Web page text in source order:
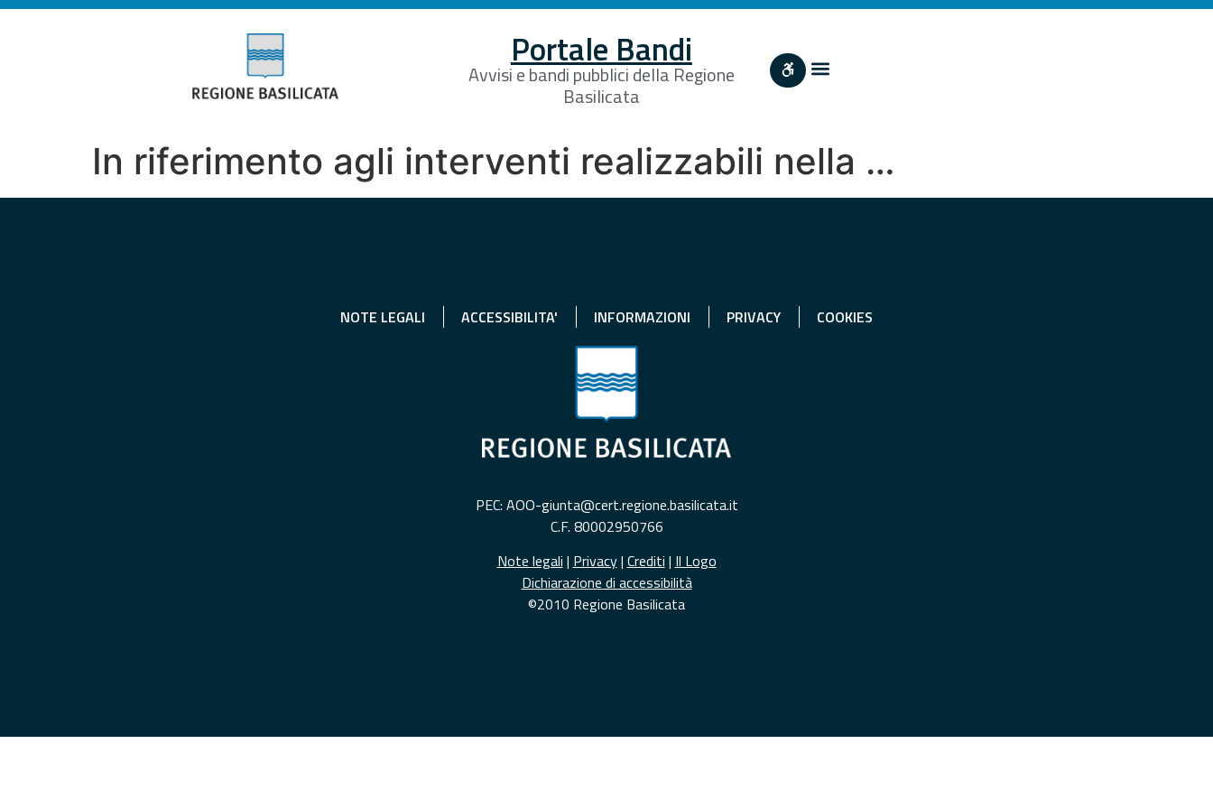
Portale Bandi
Avvisi e bandi pubblici della Regione
Basilicata
In riferimento agli interventi realizzabili nella …
NOTE LEGALI ACCESSIBILITA' INFORMAZIONI PRIVACY COOKIES
PEC: AOO-giunta@cert.regione.basilicata.it
C.F. 80002950766
Note legali | Privacy| Crediti | Il Logo
Dichiarazione di accessibilità
©2010 Regione Basilicata